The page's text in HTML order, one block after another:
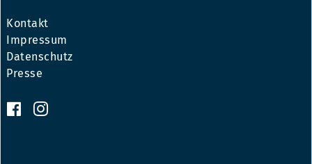
Kontakt
Impressum
Datenschutz
Presse